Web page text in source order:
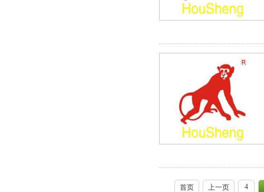
首页 上一页 4